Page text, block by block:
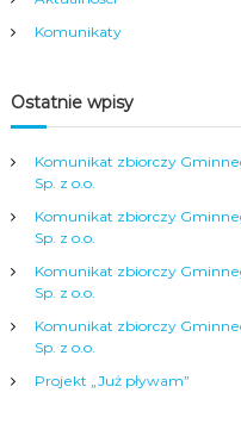
Komunikaty
Ostatnie wpisy
Komunikat zbiorczy
Sp. z o.o.
Komunikat zbiorczy
Sp. z o.o.
Komunikat zbiorczy
Sp. z o.o.
Komunikat zbiorczy
Sp. z o.o.
Projekt „Już pływam”